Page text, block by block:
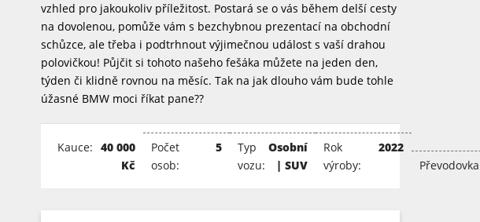
vzhled pro jakoukoliv příležitost. Postará se o vás během delší cesty
na dovolenou, pomůže vám s bezchybnou prezentací na obchodní
schůzce, ale třeba i podtrhnout výjimečnou událost s vaší drahou
polovičkou! Půjčit si tohoto našeho fešáka můžete na jeden den,
týden či klidně rovnou na měsíc. Tak na jak dlouho vám bude tohle
úžasné BMW moci říkat pane??
Kauce: 40 000
Kč
Počet
osob:
5
Typ
vozu:
Osobní
| SUV
Rok
výroby:
2022